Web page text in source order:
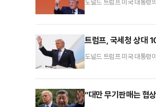
인 1507명을 대상으로 실
트럼프, 국세청 상대
도널드 트럼프 미국 대통령
통령이 행정부 산하 기관을
“대만 무기판매는 협